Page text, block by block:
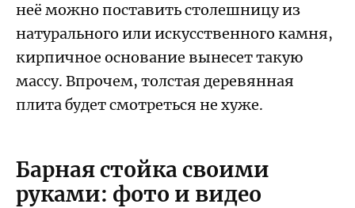
неё можно поставить столешницу из
натурального или искусственного камня,
кирпичное основание вынесет такую
массу. Впрочем, толстая деревянная
плита будет смотреться не хуже.
Барная стойка своими
руками: фото и видео